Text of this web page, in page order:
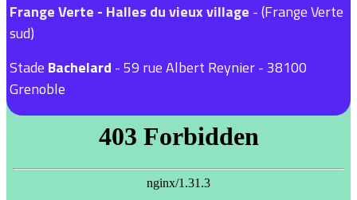
Frange Verte - Halles du vieux village - (Frange Verte
sud)
Stade Bachelard - 59 rue Albert Reynier - 38100
Grenoble